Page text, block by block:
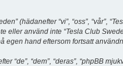
(hädanefter “vi”, “oss”, “vår”,
eller använd inte “Tesla Club
egen hand eftersom fortsatt
“de”, “dem”, “deras”, “phpBB